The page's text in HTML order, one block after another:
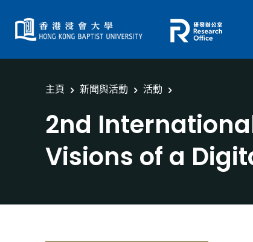
主頁 新聞與活動 活動
2nd
Visions of a